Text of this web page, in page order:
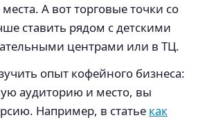
А вот торговые точки со
ставить рядом с детскими
центрами или в ТЦ.
опыт кофейного бизнеса:
аудиторию и место, вы
Например, в статье как